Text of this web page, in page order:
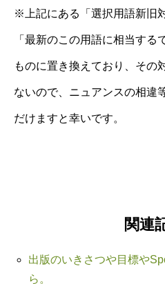
※上記にある「選択用語新旧
「最新のこの用語に相当する
ものに置き換えており、その
ないので、ニュアンスの相違
だけますと幸いです。
関連
出版のいきさつや目標や
ら。